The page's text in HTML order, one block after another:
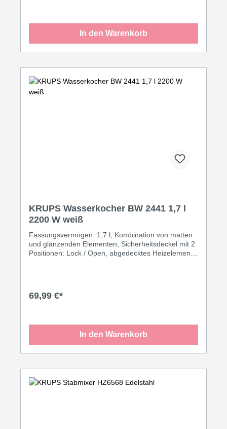
In den Warenkorb
KRUPS Wasserkocher BW 2441 1,7 l
2200 W weiß
Fassungsvermögen: 1,7 l, Kombination von matten
und glänzenden Elementen, Sicherheitsdeckel mit 2
Positionen: Lock / Open, abgedecktes Heizelement
CEE 7/7·weiß
69,99 €*
In den Warenkorb